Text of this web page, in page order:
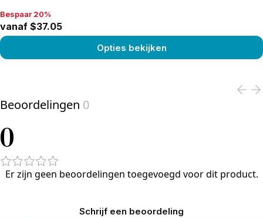
Bespaar 20%, vanaf $37.05
Bespaar 20%
vanaf $37.05
Opties bekijken
Beoordelingen 0
0
Er zijn geen beoordelingen toegevoegd voor dit product.
Schrijf een beoordeling